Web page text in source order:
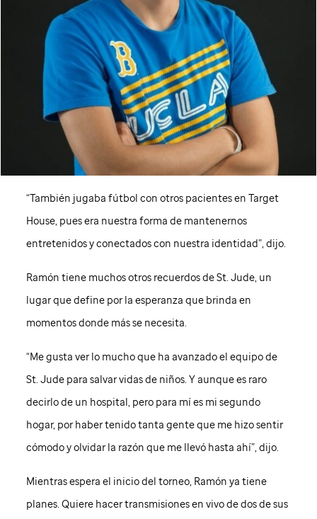
“También jugaba fútbol con otros pacientes en Target
House, pues era nuestra forma de mantenernos
entretenidos y conectados con nuestra identidad”, dijo.
Ramón tiene muchos otros recuerdos deSt. Jude, un
lugar que define por la esperanza que brinda en
momentos donde más se necesita.
“Me gusta ver lo mucho que ha avanzado el equipo de
St. Judepara salvar vidas de niños. Y aunque es raro
decirlo de un hospital, pero para mí es mi segundo
hogar, por haber tenido tanta gente que me hizo sentir
cómodo y olvidar la razón que me llevó hasta ahí”, dijo.
Mientras espera el inicio del torneo, Ramón ya tiene
planes. Quiere hacer transmisiones en vivo de dos de sus